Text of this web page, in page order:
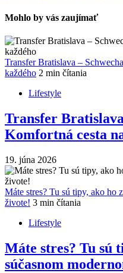
Mohlo by vás zaujímať
Transfer Bratislava –
každého 2 min čítania
Lifestyle
Transfer
Komfortná cesta
19. júna 2026
Máte stres? Tu sú tipy, ako ho
živote! 3 min čítania
Lifestyle
Máte stres? Tu sú
súčasnom